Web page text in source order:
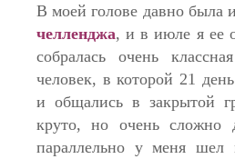
В моей голове давно была
челленджа, и в июле я ее
собралась очень
человек, в которой 21
и общались в закрытой
круто, но очень сложно
параллельно у меня